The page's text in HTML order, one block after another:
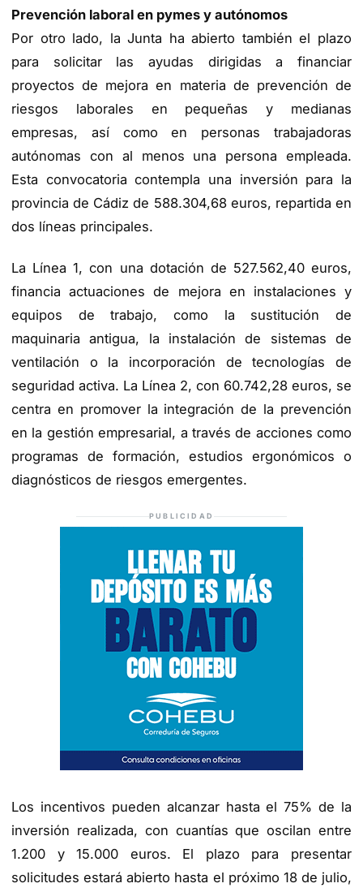
Prevención laboral en pymes y autónomos
Por otro lado, la Junta ha abierto también el plazo
para solicitar las ayudas dirigidas a financiar
proyectos de mejora en materia de prevención de
riesgos laborales en pequeñas y medianas
empresas, así como en personas trabajadoras
autónomas con al menos una persona empleada.
Esta convocatoria contempla una inversión para la
provincia de Cádiz de 588.304,68 euros, repartida en
dos líneas principales.
La Línea 1, con una dotación de 527.562,40 euros,
financia actuaciones de mejora en instalaciones y
equipos de trabajo, como la sustitución de
maquinaria antigua, la instalación de sistemas de
ventilación o la incorporación de tecnologías de
seguridad activa. La Línea 2, con 60.742,28 euros, se
centra en promover la integración de la prevención
en la gestión empresarial, a través de acciones como
programas de formación, estudios ergonómicos o
diagnósticos de riesgos emergentes.
PUBLICIDAD
Los incentivos pueden alcanzar hasta el 75% de la
inversión realizada, con cuantías que oscilan entre
1.200 y 15.000 euros. El plazo para presentar
solicitudes estará abierto hasta el próximo 18 de julio,